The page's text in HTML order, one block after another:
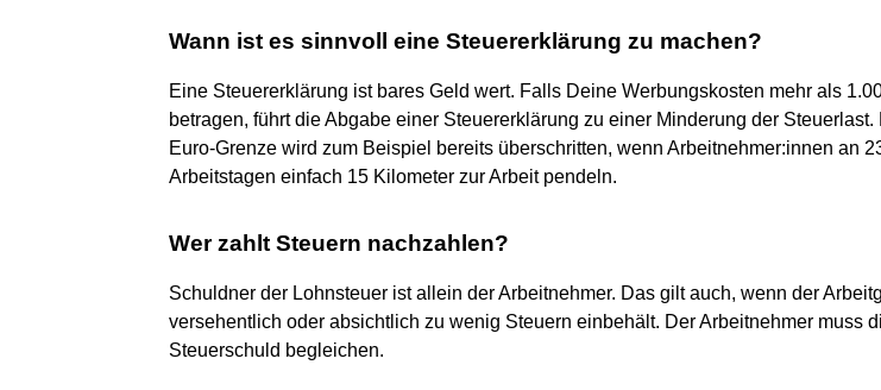
Wann ist es sinnvoll eine Steuererklärung zu machen?
Eine Steuererklärung ist bares Geld wert. Falls Deine Werbungskosten mehr als
betragen, führt die Abgabe einer Steuererklärung zu einer Minderung der Steuerlast.
Euro-Grenze wird zum Beispiel bereits überschritten, wenn Arbeitnehmer:innen an
Arbeitstagen einfach 15 Kilometer zur Arbeit pendeln.
Wer zahlt Steuern nachzahlen?
Schuldner der Lohnsteuer ist allein der Arbeitnehmer. Das gilt auch, wenn der
versehentlich oder absichtlich zu wenig Steuern einbehält. Der Arbeitnehmer muss
Steuerschuld begleichen.